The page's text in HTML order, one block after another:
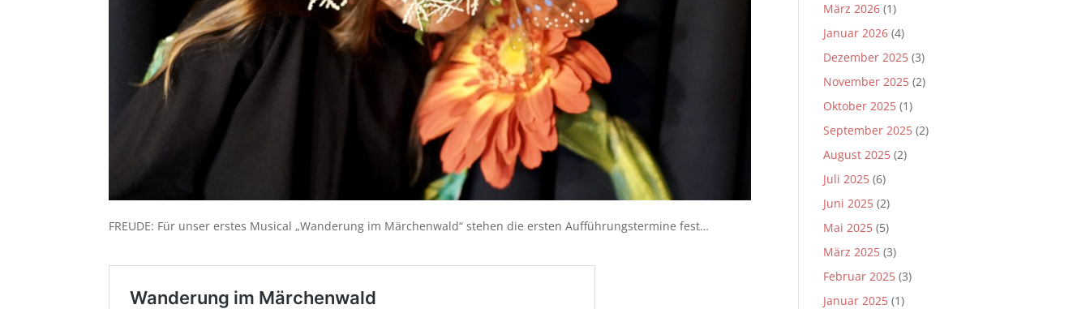
FREUDE: Für unser erstes Musical „Wanderung im Märchenwald“ stehen die ersten Aufführungstermine fest…
März 2026 (1)
Januar 2026 (4)
Dezember 2025 (3)
November 2025 (2)
Oktober 2025 (1)
September 2025 (2)
August 2025 (2)
Juli 2025 (6)
Juni 2025 (2)
Mai 2025 (5)
März 2025 (3)
Februar 2025 (3)
Januar 2025 (1)